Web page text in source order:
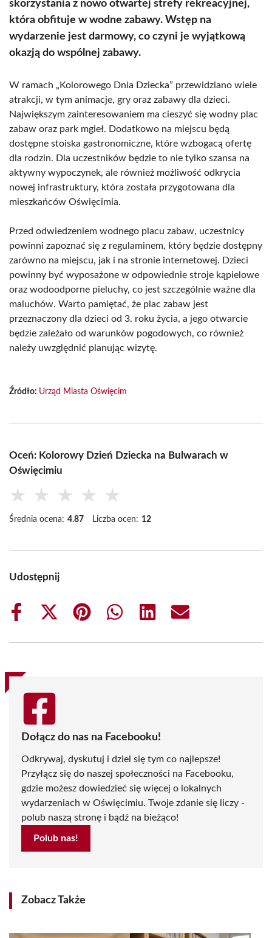
skorzystania z nowo otwartej strefy rekreacyjnej,
która obfituje w wodne zabawy. Wstęp na
wydarzenie jest darmowy, co czyni je wyjątkową
okazją do wspólnej zabawy.
W ramach „Kolorowego Dnia Dziecka” przewidziano wiele
atrakcji, w tym animacje, gry oraz zabawy dla dzieci.
Największym zainteresowaniem ma cieszyć się wodny plac
zabaw oraz park mgieł. Dodatkowo na miejscu będą
dostępne stoiska gastronomiczne, które wzbogacą ofertę
dla rodzin. Dla uczestników będzie to nie tylko szansa na
aktywny wypoczynek, ale również możliwość odkrycia
nowej infrastruktury, która została przygotowana dla
mieszkańców Oświęcimia.
Przed odwiedzeniem wodnego placu zabaw, uczestnicy
powinni zapoznać się z regulaminem, który będzie dostępny
zarówno na miejscu, jak i na stronie internetowej. Dzieci
powinny być wyposażone w odpowiednie stroje kąpielowe
oraz wodoodporne pieluchy, co jest szczególnie ważne dla
maluchów. Warto pamiętać, że plac zabaw jest
przeznaczony dla dzieci od 3. roku życia, a jego otwarcie
będzie zależało od warunków pogodowych, co również
należy uwzględnić planując wizytę.
Źródło: Urząd Miasta Oświęcim
Oceń: Kolorowy Dzień Dziecka na Bulwarach w
Oświęcimiu
★ ★ ★ ★ ★
Średnia ocena: 4.87 Liczba ocen: 12
Udostępnij
Share
Share
(Twitter)
Share
Share
Share
Share
Dołącz do nas na Facebooku!
Odkrywaj, dyskutuj i dziel się tym co najlepsze!
Przyłącz się do naszej społeczności na Facebooku,
gdzie możesz dowiedzieć się więcej o lokalnych
wydarzeniach w Oświęcimiu. Twoje zdanie się liczy -
polub naszą stronę i bądź na bieżąco!
Polub nas!
Zobacz Także